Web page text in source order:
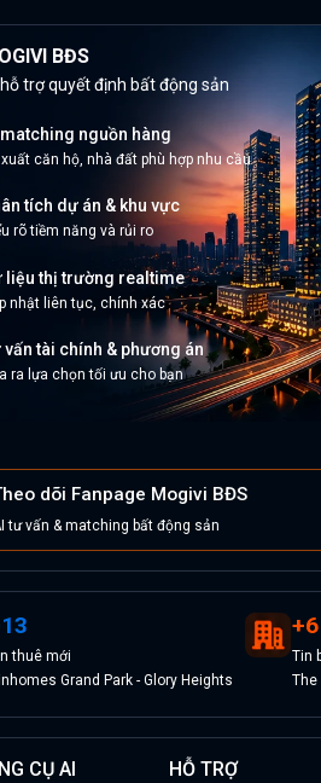
BĐS
trợ quyết định bất động sản
nguồn hàng
căn hộ, nhà đất phù hợp nhu cầu
tích dự án & khu vực
rõ tiềm năng và rủi ro
liệu thị trường realtime
nhật liên tục, chính xác
vấn tài chính & phương án
ra lựa chọn tối ưu cho bạn
dõi Fanpage Mogivi BĐS
tư vấn & matching bất động sản
13
thuêmới
Grand Park - Glory Heights
+6
Tin
The
CỤ AI HỖ TRỢ